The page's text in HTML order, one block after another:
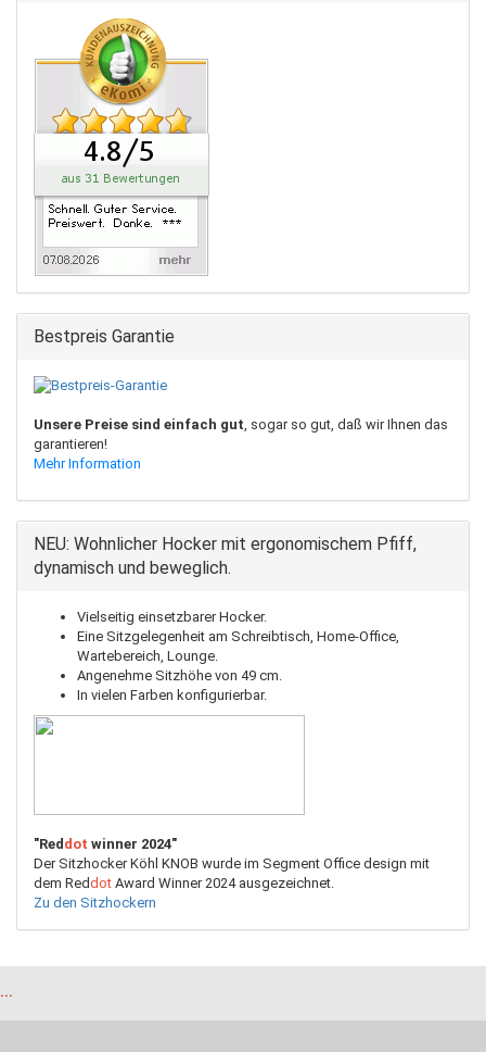
Bestpreis Garantie
Unsere Preise sind einfach gut, sogar so gut, daß wir Ihnen das
garantieren!
Mehr Information
NEU: Wohnlicher Hocker mit ergonomischem Pfiff,
dynamisch und beweglich.
Vielseitig einsetzbarer Hocker.
Eine Sitzgelegenheit am Schreibtisch, Home-Office,
Wartebereich, Lounge.
Angenehme Sitzhöhe von 49 cm.
In vielen Farben konfigurierbar.
"Red dot winner 2024"
Der Sitzhocker Köhl KNOB wurde im Segment Office design mit
dem Reddot Award Winner 2024 ausgezeichnet.
Zu den Sitzhockern
...